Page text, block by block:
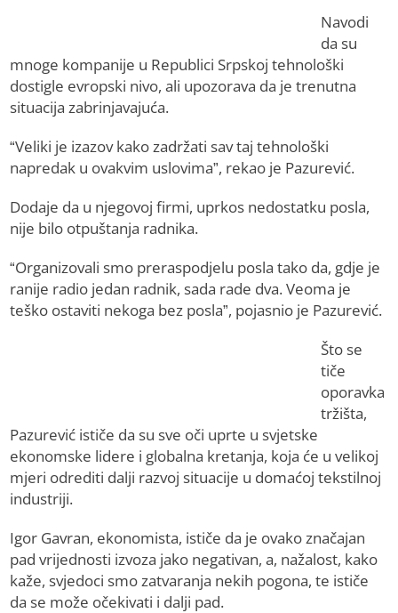
Navodi
da su
mnoge kompanije u Republici Srpskoj tehnološki
dostigle evropski nivo, ali upozorava da je trenutna
situacija zabrinjavajuća.
“Veliki je izazov kako zadržati sav taj tehnološki
napredak u ovakvim uslovima”, rekao je Pazurević.
Dodaje da u njegovoj firmi, uprkos nedostatku posla,
nije bilo otpuštanja radnika.
“Organizovali smo preraspodjelu posla tako da, gdje je
ranije radio jedan radnik, sada rade dva. Veoma je
teško ostaviti nekoga bez posla”, pojasnio je Pazurević.
Što se
tiče
oporavka
tržišta,
Pazurević ističe da su sve oči uprte u svjetske
ekonomske lidere i globalna kretanja, koja će u velikoj
mjeri odrediti dalji razvoj situacije u domaćoj tekstilnoj
industriji.
Igor Gavran, ekonomista, ističe da je ovako značajan
pad vrijednosti izvoza jako negativan, a, nažalost, kako
kaže, svjedoci smo zatvaranja nekih pogona, te ističe
da se može očekivati i dalji pad.